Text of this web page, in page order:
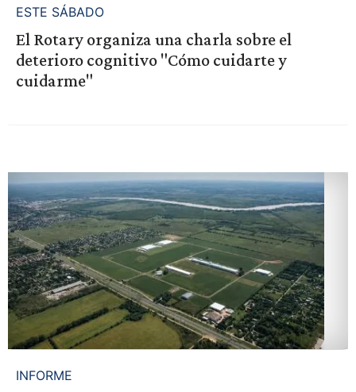
ESTE SÁBADO
El Rotary organiza una charla sobre el
deterioro cognitivo "Cómo cuidarte y
cuidarme"
INFORME